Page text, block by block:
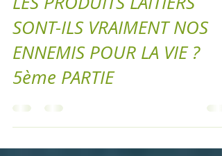
Jean Brice Thivent
23 mars 2018
4 min de lecture
LES PRODUITS LAITIERS
SONT-ILS VRAIMENT NOS
ENNEMIS POUR LA VIE ?
5ème PARTIE